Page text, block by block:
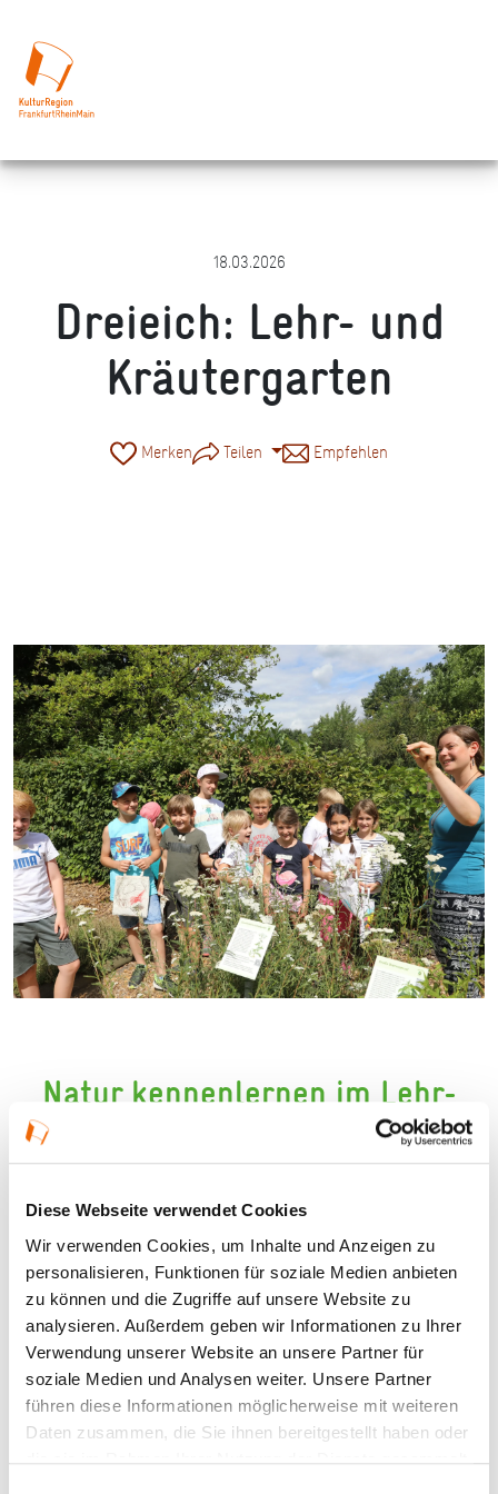
Diese Webseite verwendet Cookies
Wir verwenden Cookies, um Inhalte und Anzeigen zu
personalisieren, Funktionen für soziale Medien anbieten
zu können und die Zugriffe auf unsere Website zu
analysieren. Außerdem geben wir Informationen zu Ihrer
Verwendung unserer Website an unsere Partner für
soziale Medien und Analysen weiter. Unsere Partner
führen diese Informationen möglicherweise mit weiteren
Daten zusammen, die Sie ihnen bereitgestellt haben oder
18.03.2026
Dreieich: Lehr- und
Kräutergarten
Merken Teilen Empfehlen
Natur kennenlernen im Lehr-
und Kräutergarten Dreieich
Der Lehr- und Kräutergarten Dreieich ist ein grünes
Kleinod, das Familien ein spannendes Naturerlebnis
bietet. Hier können Kinder und Erwachsene die Welt
der Kräuter und Pflanzen mit allen Sinnen entdecken.
Besonders spannend sind die
Umweltbildungsprogramme, die regelmäßig im Garten